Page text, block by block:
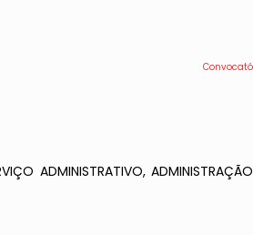
ADMINISTRATIVO,